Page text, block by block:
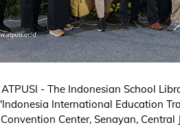
ATPUSI - The Indonesian School
International Education
Center, Senayan,